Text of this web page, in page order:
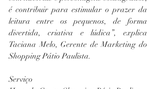
é contribuir para estimular o prazer da
leitura entre os pequenos, de forma
divertida, criativa e lúdica”, explica
Taciana Melo, Gerente de Marketing do
Shopping Pátio Paulista.
Serviço